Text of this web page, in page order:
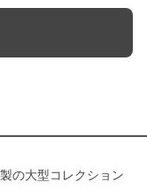
の大型コレクション